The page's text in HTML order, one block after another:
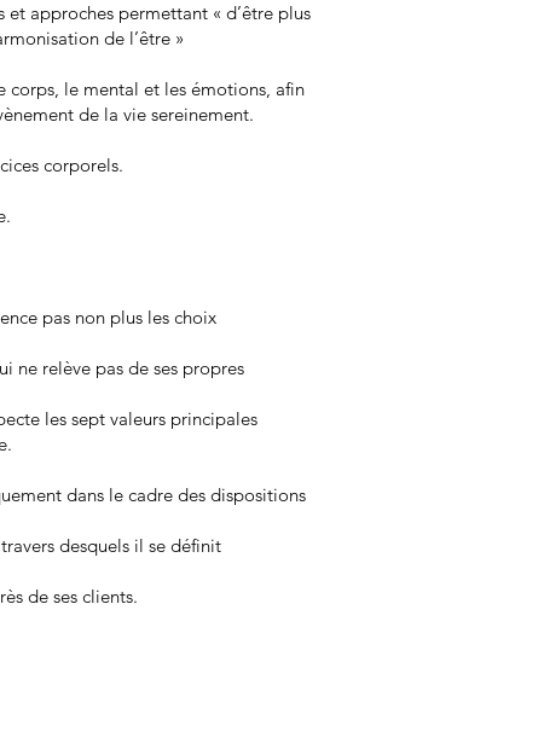
approches permettant « d’être plus
de l’être »​
le mental et les émotions, afin
de la vie sereinement.
corporels.
pas non plus les choix
ne relève pas de ses propres
les sept valeurs principales
dans le cadre des dispositions
desquels il se définit
de ses clients.